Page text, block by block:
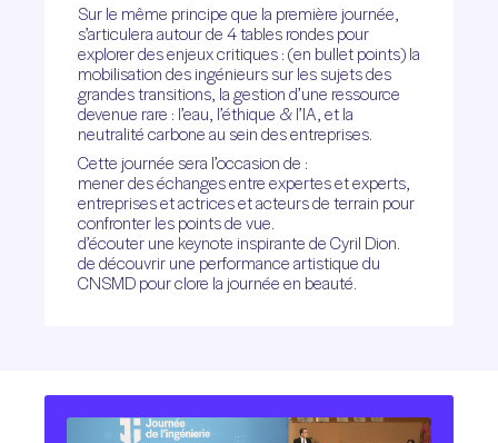
Sur le même principe que la première journée,
s’articulera autour de 4 tables rondes pour
explorer des enjeux critiques : (en bullet points) la
mobilisation des ingénieurs sur les sujets des
grandes transitions, la gestion d’une ressource
devenue rare : l’eau, l’éthique & l’IA, et la
neutralité carbone au sein des entreprises.
Cette journée sera l’occasion de :
mener des échanges entre expertes et experts,
entreprises et actrices et acteurs de terrain pour
confronter les points de vue.
d’écouter une keynote inspirante de Cyril Dion.
de découvrir une performance artistique du
CNSMD pour clore la journée en beauté.